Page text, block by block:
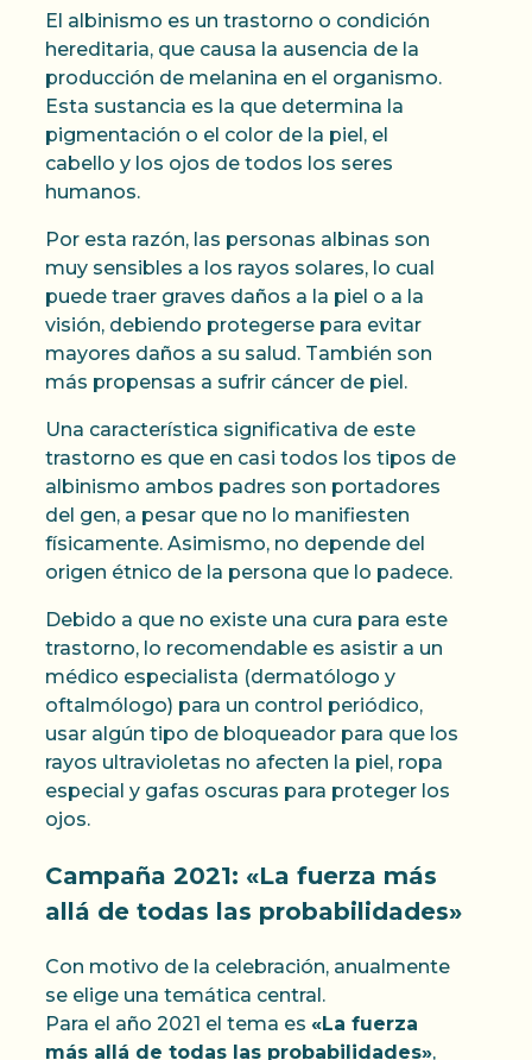
El albinismo es un trastorno o condición
hereditaria, que causa la ausencia de la
producción de melanina en el organismo.
Esta sustancia es la que determina la
pigmentación o el color de la piel, el
cabello y los ojos de todos los seres
humanos.
Por esta razón, las personas albinas son
muy sensibles a los rayos solares, lo cual
puede traer graves daños a la piel o a la
visión, debiendo protegerse para evitar
mayores daños a su salud. También son
más propensas a sufrir cáncer de piel.
Una característica significativa de este
trastorno es que en casi todos los tipos de
albinismo ambos padres son portadores
del gen, a pesar que no lo manifiesten
físicamente. Asimismo, no depende del
origen étnico de la persona que lo padece.
Debido a que no existe una cura para este
trastorno, lo recomendable es asistir a un
médico especialista (dermatólogo y
oftalmólogo) para un control periódico,
usar algún tipo de bloqueador para que los
rayos ultravioletas no afecten la piel, ropa
especial y gafas oscuras para proteger los
ojos.
Campaña 2021: «La fuerza más
allá de todas las probabilidades»
Con motivo de la celebración, anualmente
se elige una temática central.
Para el año 2021 el tema es «La fuerza
más allá de todas las probabilidades»,